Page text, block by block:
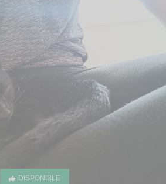
DISPONIBLE